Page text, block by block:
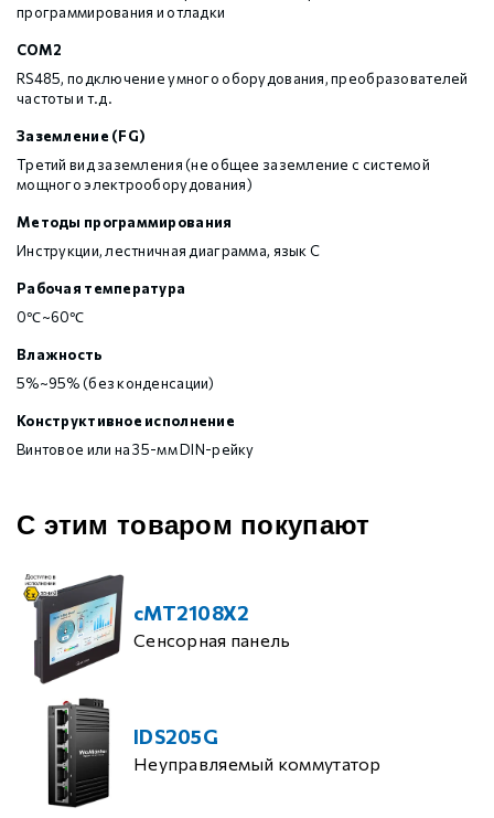
программирования и отладки
COM2
RS485, подключение умного оборудования, преобразователей
частоты и т.д.
Заземление (FG)
Третий вид заземления (не общее заземление с системой
мощного электрооборудования)
Методы программирования
Инструкции, лестничная диаграмма, язык С
Рабочая температура
0℃~60℃
Влажность
5%~95% (без конденсации)
Конструктивное исполнение
Винтовое или на 35-мм DIN-рейку
С этим товаром покупают
cMT2108X2
Сенсорная панель
IDS205G
Неуправляемый коммутатор